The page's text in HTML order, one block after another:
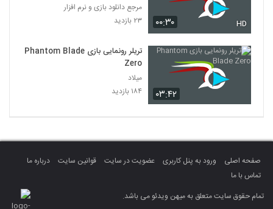
۰۰:۳۰ HD
مرجع دانلود بازی و نرم افزار
۲۳ بازدید
۰۳:۴۲
تریلر رونمایی بازی Phantom Blade
Zero
میلاد
۱۸۴ بازدید
صفحه اصلی ورود به پنل کاربری عضویت در سایت قوانین سایت
درباره ما
تماس با ما
تمام حقوق سایت متعلق به میهن ویدئو می باشد.